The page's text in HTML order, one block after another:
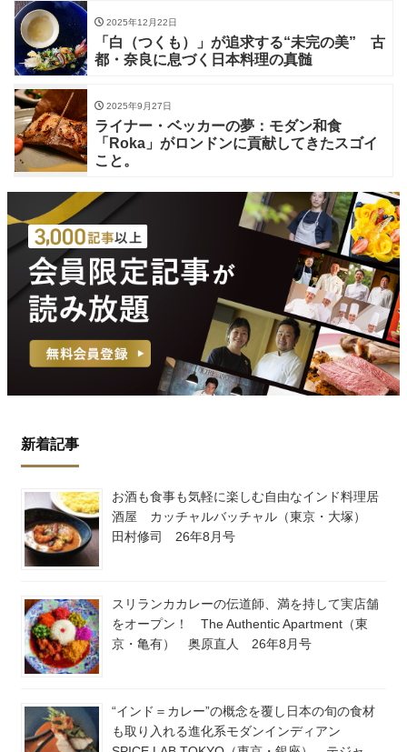
2025年12月22日
「白（つくも）」が追求する“未完の美” 古
都・奈良に息づく日本料理の真髄
2025年9月27日
ライナー・ベッカーの夢：モダン和食
「Roka」がロンドンに貢献してきたスゴイ
こと。
新着記事
お酒も食事も気軽に楽しむ自由なインド料理居
酒屋 カッチャルバッチャル（東京・大塚）
田村修司 26年8月号
スリランカカレーの伝道師、満を持して実店舗
をオープン！ The Authentic Apartment（東
京・亀有） 奥原直人 26年8月号
“インド＝カレー”の概念を覆し日本の旬の食材
も取り入れる進化系モダンインディアン